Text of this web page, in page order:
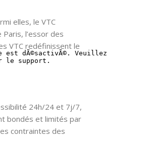
elles, le VTC
l’essor des
VTC redéfinissent le
24h/24 et 7j/7,
bondés et limités par
contraintes des